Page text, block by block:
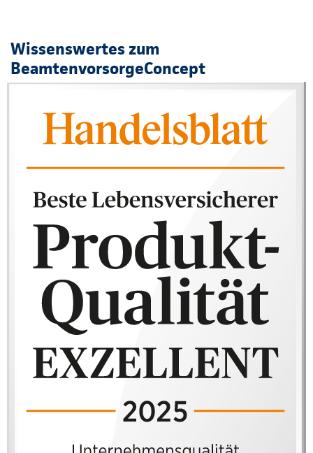
Wissenswertes zum
BeamtenvorsorgeConcept